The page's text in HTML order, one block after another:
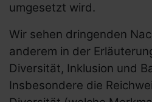
umgesetzt wird.
Wir sehen dringenden
anderem in der
Diversität, Inklusion und
Insbesondere die